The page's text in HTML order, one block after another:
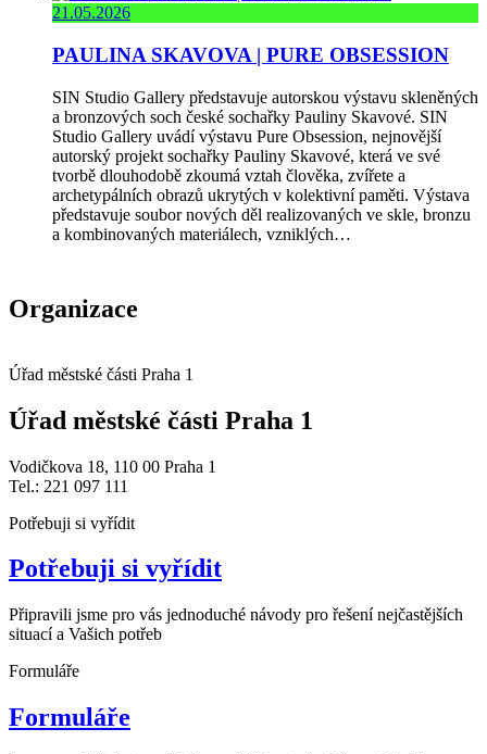
21.05.2026
PAULINA SKAVOVA | PURE OBSESSION
SIN Studio Gallery představuje autorskou výstavu skleněných
a bronzových soch české sochařky Pauliny Skavové. SIN
Studio Gallery uvádí výstavu Pure Obsession, nejnovější
autorský projekt sochařky Pauliny Skavové, která ve své
tvorbě dlouhodobě zkoumá vztah člověka, zvířete a
archetypálních obrazů ukrytých v kolektivní paměti. Výstava
představuje soubor nových děl realizovaných ve skle, bronzu
a kombinovaných materiálech, vzniklých…
Organizace
Úřad městské části Praha 1
Úřad městské části Praha 1
Vodičkova 18, 110 00 Praha 1
Tel.: 221 097 111
Potřebuji si vyřídit
Potřebuji si vyřídit
Připravili jsme pro vás jednoduché návody pro řešení nejčastějších
situací a Vašich potřeb
Formuláře
Formuláře